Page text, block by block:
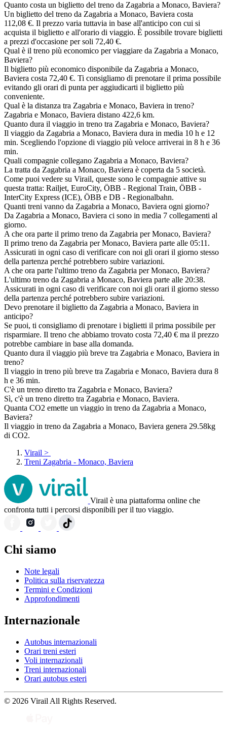
Quanto costa un biglietto del treno da Zagabria a Monaco, Baviera?
Un biglietto del treno da Zagabria a Monaco, Baviera costa
112,08 €. Il prezzo varia tuttavia in base all'anticipo con cui si
acquista il biglietto e all'orario di viaggio. È possibile trovare biglietti
a prezzi d'occasione per soli 72,40 €.
Qual è il treno più economico per viaggiare da Zagabria a Monaco,
Baviera?
Il biglietto più economico disponibile da Zagabria a Monaco,
Baviera costa 72,40 €. Ti consigliamo di prenotare il prima possibile
evitando gli orari di punta per aggiudicarti il biglietto più
conveniente.
Qual è la distanza tra Zagabria e Monaco, Baviera in treno?
Zagabria e Monaco, Baviera distano 422,6 km.
Quanto dura il viaggio in treno tra Zagabria e Monaco, Baviera?
Il viaggio da Zagabria a Monaco, Baviera dura in media 10 h e 12
min. Scegliendo l'opzione di viaggio più veloce arriverai in 8 h e 36
min.
Quali compagnie collegano Zagabria a Monaco, Baviera?
La tratta da Zagabria a Monaco, Baviera è coperta da 5 società.
Come puoi vedere su Virail, queste sono le compagnie attive su
questa tratta: Railjet, EuroCity, ÖBB - Regional Train, ÖBB -
InterCity Express (ICE), ÖBB e DB - Regionalbahn.
Quanti treni vanno da Zagabria a Monaco, Baviera ogni giorno?
Da Zagabria a Monaco, Baviera ci sono in media 7 collegamenti al
giorno.
A che ora parte il primo treno da Zagabria per Monaco, Baviera?
Il primo treno da Zagabria per Monaco, Baviera parte alle 05:11.
Assicurati in ogni caso di verificare con noi gli orari il giorno stesso
della partenza perché potrebbero subire variazioni.
A che ora parte l'ultimo treno da Zagabria per Monaco, Baviera?
L'ultimo treno da Zagabria a Monaco, Baviera parte alle 20:38.
Assicurati in ogni caso di verificare con noi gli orari il giorno stesso
della partenza perché potrebbero subire variazioni.
Devo prenotare il biglietto da Zagabria a Monaco, Baviera in
anticipo?
Se puoi, ti consigliamo di prenotare i biglietti il prima possibile per
risparmiare. Il treno che abbiamo trovato costa 72,40 € ma il prezzo
potrebbe cambiare in base alla domanda.
Quanto dura il viaggio più breve tra Zagabria e Monaco, Baviera in
treno?
Il viaggio in treno più breve tra Zagabria e Monaco, Baviera dura 8
h e 36 min.
C'è un treno diretto tra Zagabria e Monaco, Baviera?
Sì, c'è un treno diretto tra Zagabria e Monaco, Baviera.
Quanta CO2 emette un viaggio in treno da Zagabria a Monaco,
Baviera?
Il viaggio in treno da Zagabria a Monaco, Baviera genera 29.58kg
di CO2.
Virail >
Treni Zagabria - Monaco, Baviera
Virail è una piattaforma online che
confronta tutti i percorsi disponibili per il tuo viaggio.
Chi siamo
Note legali
Politica sulla riservatezza
Termini e Condizioni
Approfondimenti
Internazionale
Autobus internazionali
Orari treni esteri
Voli internazionali
Treni internazionali
Orari autobus esteri
© 2026 Virail All Rights Reserved.